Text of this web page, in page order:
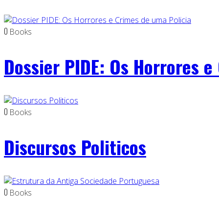
0 Books
Dossier PIDE: Os Horrores
0 Books
Discursos Politicos
0 Books